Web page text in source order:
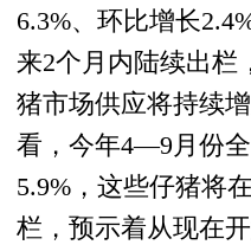
6.3%、环比增长
来2个月内陆续出栏
猪市场供应将持续
看，今年4—9月份
5.9%，这些仔猪将
栏，预示着从现在